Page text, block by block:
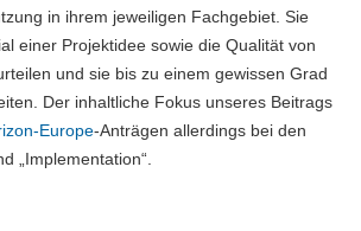
in ihrem jeweiligen Fachgebiet. Sie
einer Projektidee sowie die Qualität von
und sie bis zu einem gewissen Grad
Der inhaltliche Fokus unseres Beitrags
Europe-Anträgen allerdings bei den
„Implementation“.